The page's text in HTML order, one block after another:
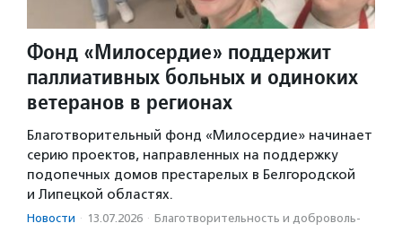
Фонд «Милосердие» поддержит
паллиативных больных и одиноких
ветеранов в регионах
Благотворительный фонд «Милосердие» начинает
серию проектов, направленных на поддержку
подопечных домов престарелых в Белгородской
и Липецкой областях.
Новости · 13.07.2026 · Благотвори­тель­ность и доброволь­